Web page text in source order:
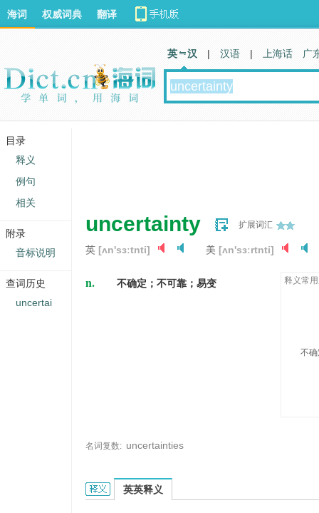
uncertainty 扩展词汇
英 [ʌn'sɜːtnti] 美 [ʌn'sɜːrtnti]
n. 不确定；不可靠；易变 释义常
不
名词复数: uncertainties
uncertainty的英文翻译是什么意思，词典释义与在
英英释义
海词 权威词典 翻译
英 汉 | 汉语 | 上海话 广
目录
释义
例句
相关
附录
音标说明
查词历史
uncertai